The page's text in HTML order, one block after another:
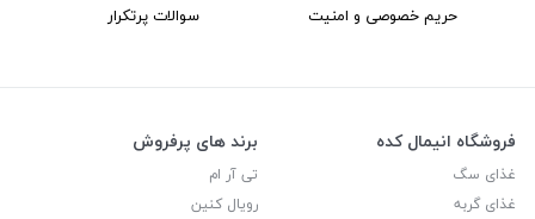
حریم خصوصی و امنیت سوالات پرتکرار
فروشگاه انیمال کده
غذای سگ
غذای گربه
برند های پرفروش
تی آر ام
رویال کنین